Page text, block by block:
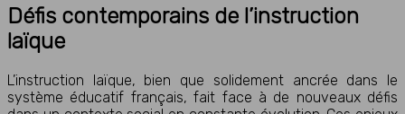
Défis contemporains de l’instruction
laïque
L’instruction laïque, bien que solidement ancrée dans le
système éducatif français, fait face à de nouveaux défis